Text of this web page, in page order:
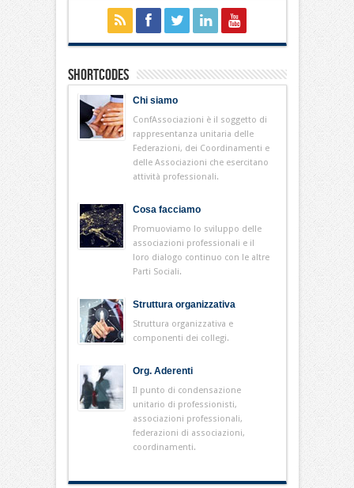
Shortcodes
Chi siamo
ConfAssociazioni è il soggetto di
rappresentanza unitaria delle
Federazioni, dei Coordinamenti e
delle Associazioni che esercitano
attività professionali.
Cosa facciamo
Promuoviamo lo sviluppo delle
associazioni professionali e il
loro dialogo continuo con le altre
Parti Sociali.
Struttura organizzativa
Struttura organizzativa e
componenti dei collegi.
Org. Aderenti
Il punto di condensazione
unitario di professionisti,
associazioni professionali,
federazioni di associazioni,
coordinamenti.